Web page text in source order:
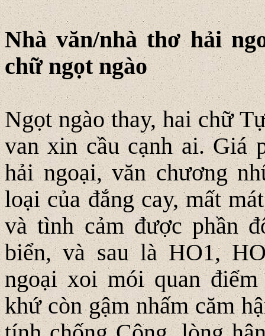
Nhà văn/nhà thơ hải
chữ ngọt ngào
Ngọt ngào thay, hai chữ
van xin cầu cạnh ai. Giá
hải ngoại, văn chương
loại của đắng cay, mất
và tình cảm được phần
biển, và sau là HO1,
ngoại xoi mói quan
khứ còn gậm nhấm căm